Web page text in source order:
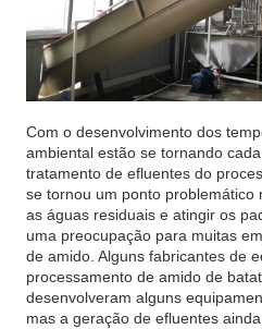
Com o desenvolvimento dos
ambiental estão se tornando
tratamento de efluentes do
se tornou um ponto problemático
as águas residuais e atingir os
uma preocupação para muitas
de amido. Alguns fabricantes de
processamento de amido de
desenvolveram alguns
mas a geração de efluentes